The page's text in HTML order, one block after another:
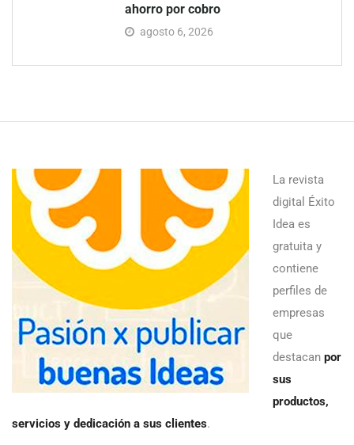
ahorro por cobro
agosto 6, 2026
La revista
digital Éxito
Idea es
gratuita y
contiene
perfiles de
empresas
que
destacan por
sus
productos,
servicios y dedicación a sus clientes.